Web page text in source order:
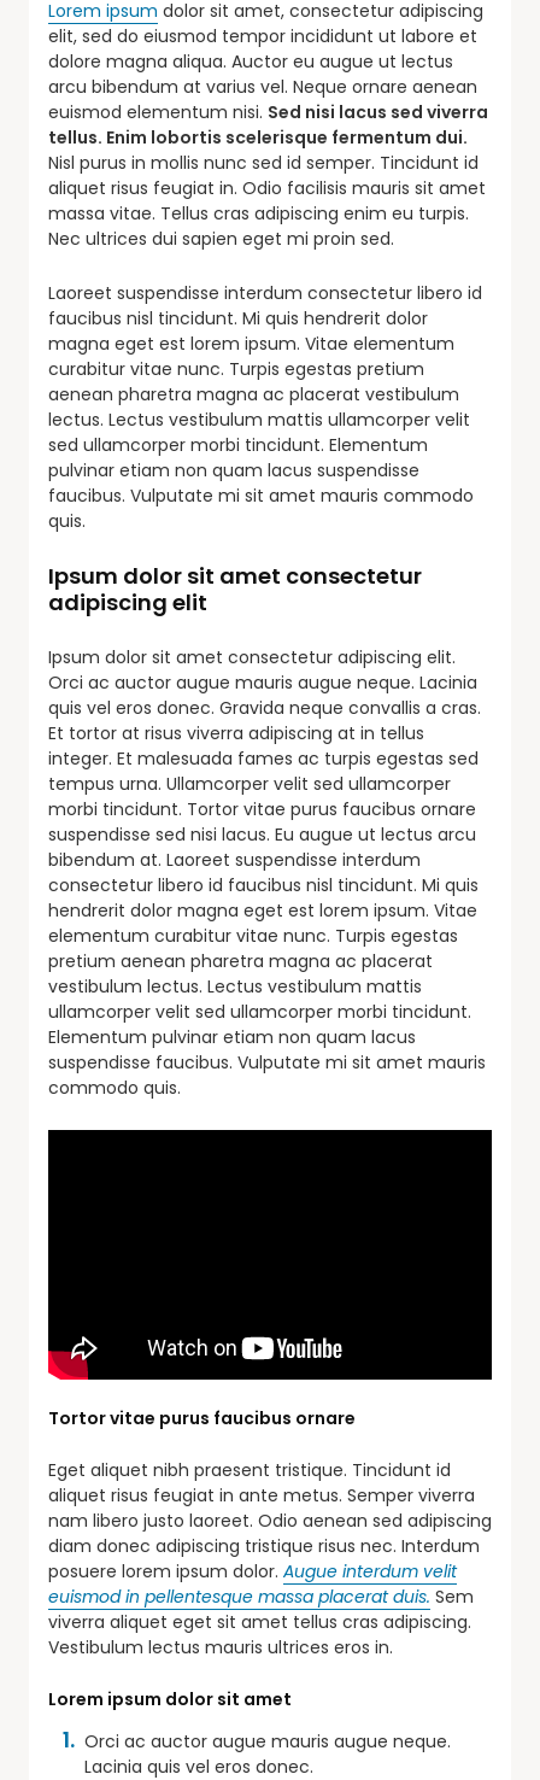
Lorem ipsum dolor sit amet, consectetur adipiscing
elit, sed do eiusmod tempor incididunt ut labore et
dolore magna aliqua. Auctor eu augue ut lectus
arcu bibendum at varius vel. Neque ornare aenean
euismod elementum nisi. Sed nisi lacus sed viverra
tellus. Enim lobortis scelerisque fermentum dui.
Nisl purus in mollis nunc sed id semper. Tincidunt id
aliquet risus feugiat in. Odio facilisis mauris sit amet
massa vitae. Tellus cras adipiscing enim eu turpis.
Nec ultrices dui sapien eget mi proin sed.
Laoreet suspendisse interdum consectetur libero id
faucibus nisl tincidunt. Mi quis hendrerit dolor
magna eget est lorem ipsum. Vitae elementum
curabitur vitae nunc. Turpis egestas pretium
aenean pharetra magna ac placerat vestibulum
lectus. Lectus vestibulum mattis ullamcorper velit
sed ullamcorper morbi tincidunt. Elementum
pulvinar etiam non quam lacus suspendisse
faucibus. Vulputate mi sit amet mauris commodo
quis.
Ipsum dolor sit amet consectetur
adipiscing elit
Ipsum dolor sit amet consectetur adipiscing elit.
Orci ac auctor augue mauris augue neque. Lacinia
quis vel eros donec. Gravida neque convallis a cras.
Et tortor at risus viverra adipiscing at in tellus
integer. Et malesuada fames ac turpis egestas sed
tempus urna. Ullamcorper velit sed ullamcorper
morbi tincidunt. Tortor vitae purus faucibus ornare
suspendisse sed nisi lacus. Eu augue ut lectus arcu
bibendum at. Laoreet suspendisse interdum
consectetur libero id faucibus nisl tincidunt. Mi quis
hendrerit dolor magna eget est lorem ipsum. Vitae
elementum curabitur vitae nunc. Turpis egestas
pretium aenean pharetra magna ac placerat
vestibulum lectus. Lectus vestibulum mattis
ullamcorper velit sed ullamcorper morbi tincidunt.
Elementum pulvinar etiam non quam lacus
suspendisse faucibus. Vulputate mi sit amet mauris
commodo quis.
Tortor vitae purus faucibus ornare
Eget aliquet nibh praesent tristique. Tincidunt id
aliquet risus feugiat in ante metus. Semper viverra
nam libero justo laoreet. Odio aenean sed adipiscing
diam donec adipiscing tristique risus nec. Interdum
posuere lorem ipsum dolor. Augue interdum velit
euismod in pellentesque massa placerat duis. Sem
viverra aliquet eget sit amet tellus cras adipiscing.
Vestibulum lectus mauris ultrices eros in.
Lorem ipsum dolor sit amet
Orci ac auctor augue mauris augue neque.
Lacinia quis vel eros donec.